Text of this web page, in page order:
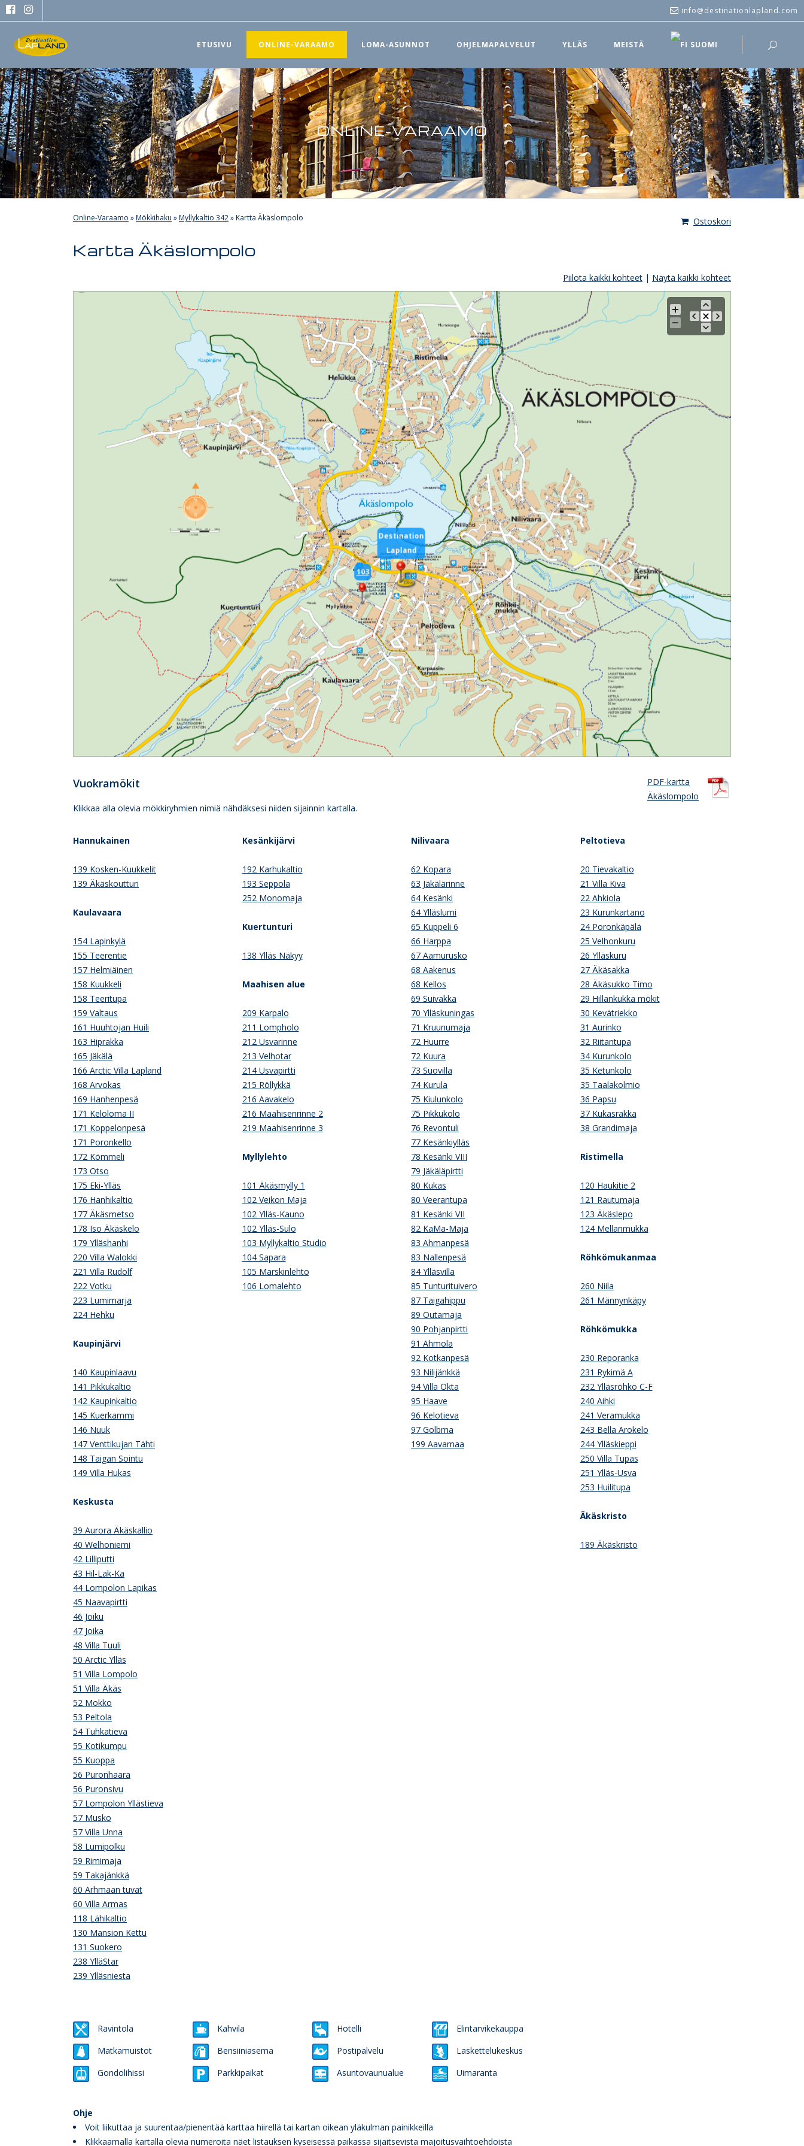
info@destinationlapland.com
ETUSIVU ONLINE-VARAAMO LOMA-ASUNNOT OHJELMAPALVELUT YLLÄS MEISTÄ SUOMI
ONLINE-VARAAMO
Online-Varaamo »Mökkihaku »Myllykaltio 342»Kartta Äkäslompolo Ostoskori
Kartta Äkäslompolo
Piilota kaikki kohteet | Näytä kaikki kohteet
103
Destination
Lapland
Vuokramökit
Klikkaa alla olevia mökkiryhmien nimiä nähdäksesi niiden sijainnin kartalla.
PDF-kartta
Äkäslompolo
Hannukainen
139 Kosken-Kuukkelit
139 Äkäskoutturi
Kaulavaara
154 Lapinkylä
155 Teerentie
157 Helmiäinen
158 Kuukkeli
158 Teeritupa
159 Valtaus
161 Huuhtojan Huili
163 Hiprakka
165 Jäkälä
166 Arctic Villa Lapland
168 Arvokas
169 Hanhenpesä
171 Keloloma II
171 Koppelonpesä
171 Poronkello
172 Kömmeli
173 Otso
175 Eki-Ylläs
176 Hanhikaltio
177 Äkäsmetso
178 Iso Äkäskelo
179 Ylläshanhi
220 Villa Walokki
221 Villa Rudolf
222 Votku
223 Lumimarja
224 Hehku
Kaupinjärvi
140 Kaupinlaavu
141 Pikkukaltio
142 Kaupinkaltio
145 Kuerkammi
146 Nuuk
147 Venttikujan Tähti
148 Taigan Sointu
149 Villa Hukas
Keskusta
39 Aurora Äkäskallio
40 Welhoniemi
42 Lilliputti
43 Hil-Lak-Ka
44 Lompolon Lapikas
45 Naavapirtti
46 Joiku
47 Joika
48 Villa Tuuli
50 Arctic Ylläs
51 Villa Lompolo
51 Villa Äkäs
52 Mokko
53 Peltola
54 Tuhkatieva
55 Kotikumpu
55 Kuoppa
56 Puronhaara
56 Puronsivu
57 Lompolon Yllästieva
57 Musko
57 Villa Unna
58 Lumipolku
59 Rimimaja
59 Takajänkkä
60 Arhmaan tuvat
60 Villa Armas
118 Lähikaltio
130 Mansion Kettu
131 Suokero
238 YlläStar
239 Ylläsniesta
Kesänkijärvi
192 Karhukaltio
193 Seppola
252 Monomaja
Kuertunturi
138 Ylläs Näkyy
Maahisen alue
209 Karpalo
211 Lompholo
212 Usvarinne
213 Velhotar
214 Usvapirtti
215 Röllykkä
216 Aavakelo
216 Maahisenrinne 2
219 Maahisenrinne 3
Myllylehto
101 Äkäsmylly 1
102 Veikon Maja
102 Ylläs-Kauno
102 Ylläs-Sulo
103 Myllykaltio Studio
104 Sapara
105 Marskinlehto
106 Lomalehto
Nilivaara
62 Kopara
63 Jäkälärinne
64 Kesänki
64 Ylläslumi
65 Kuppeli 6
66 Harppa
67 Aamurusko
68 Aakenus
68 Kellos
69 Suivakka
70 Ylläskuningas
71 Kruunumaja
72 Huurre
72 Kuura
73 Suovilla
74 Kurula
75 Kiulunkolo
75 Pikkukolo
76 Revontuli
77 Kesänkiylläs
78 Kesänki VIII
79 Jäkäläpirtti
80 Kukas
80 Veerantupa
81 Kesänki VII
82 KaMa-Maja
83 Ahmanpesä
83 Nallenpesä
84 Ylläsvilla
85 Tunturituivero
87 Taigahippu
89 Outamaja
90 Pohjanpirtti
91 Ahmola
92 Kotkanpesä
93 Nilijänkkä
94 Villa Okta
95 Haave
96 Kelotieva
97 Golbma
199 Aavamaa
Peltotieva
20 Tievakaltio
21 Villa Kiva
22 Ahkiola
23 Kurunkartano
24 Poronkäpälä
25 Velhonkuru
26 Ylläskuru
27 Äkäsakka
28 Äkäsukko Timo
29 Hillankukka mökit
30 Kevätriekko
31 Aurinko
32 Riitantupa
34 Kurunkolo
35 Ketunkolo
35 Taalakolmio
36 Papsu
37 Kukasrakka
38 Grandimaja
Ristimella
120 Haukitie 2
121 Rautumaja
123 Äkäslepo
124 Mellanmukka
Röhkömukanmaa
260 Niila
261 Männynkäpy
Röhkömukka
230 Reporanka
231 Rykimä A
232 Ylläsröhkö C-F
240 Aihki
241 Veramukka
243 Bella Arokelo
244 Ylläskieppi
250 Villa Tupas
251 Ylläs-Usva
253 Huilitupa
Äkäskristo
189 Äkäskristo
Ravintola Kahvila Hotelli
Elintarvikekauppa
Matkamuistot
Bensiiniasema Postipalvelu
Laskettelukeskus
Gondolihissi
Parkkipaikat Asuntovaunualue Uimaranta
Ohje
Voit liikuttaa ja suurentaa/pienentää karttaa hiirellä tai kartan oikean yläkulman painikkeilla
Klikkaamalla kartalla olevia numeroita näet listauksen kyseisessä paikassa sijaitsevista majoitusvaihtoehdoista